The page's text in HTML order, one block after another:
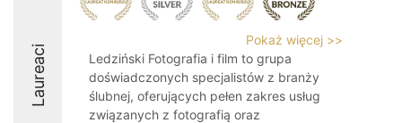
Laureaci
Pokaż więcej >>
Ledziński Fotografia i film to grupa
doświadczonych specjalistów z branży
ślubnej, oferujących pełen zakres usług
związanych z fotografią oraz